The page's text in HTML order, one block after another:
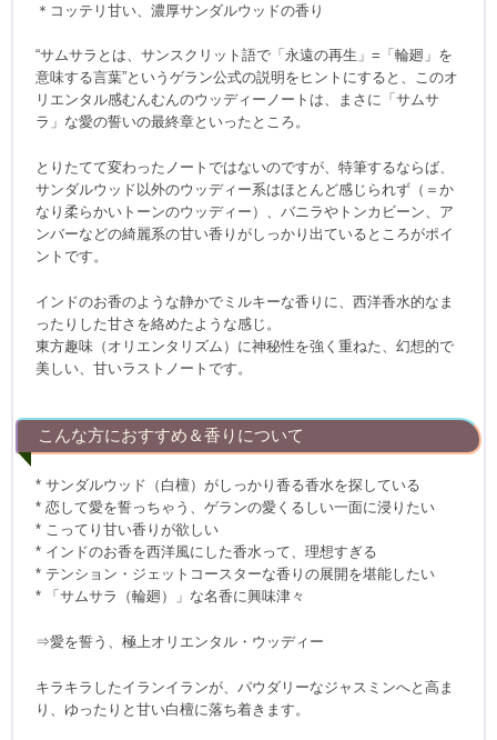
＊コッテリ甘い、濃厚サンダルウッドの香り
“サムサラとは、サンスクリット語で「永遠の再生」=「輪廻」を
意味する言葉”というゲラン公式の説明をヒントにすると、このオ
リエンタル感むんむんのウッディーノートは、まさに「サムサ
ラ」な愛の誓いの最終章といったところ。
とりたてて変わったノートではないのですが、特筆するならば、
サンダルウッド以外のウッディー系はほとんど感じられず（＝か
なり柔らかいトーンのウッディー）、バニラやトンカビーン、ア
ンバーなどの綺麗系の甘い香りがしっかり出ているところがポイ
ントです。
インドのお香のような静かでミルキーな香りに、西洋香水的なま
ったりした甘さを絡めたような感じ。
東方趣味（オリエンタリズム）に神秘性を強く重ねた、幻想的で
美しい、甘いラストノートです。
こんな方におすすめ＆香りについて
* サンダルウッド（白檀）がしっかり香る香水を探している
* 恋して愛を誓っちゃう、ゲランの愛くるしい一面に浸りたい
* こってり甘い香りが欲しい
* インドのお香を西洋風にした香水って、理想すぎる
* テンション・ジェットコースターな香りの展開を堪能したい
* 「サムサラ（輪廻）」な名香に興味津々
⇒愛を誓う、極上オリエンタル・ウッディー
キラキラしたイランイランが、パウダリーなジャスミンへと高ま
り、ゆったりと甘い白檀に落ち着きます。